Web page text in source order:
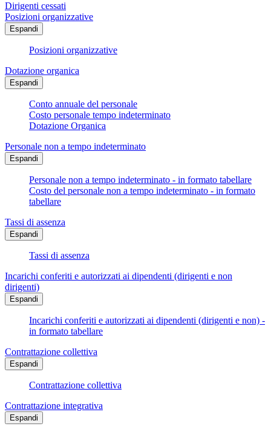
Dirigenti cessati
Posizioni organizzative
Espandi
Posizioni organizzative
Dotazione organica
Espandi
Conto annuale del personale
Costo personale tempo indeterminato
Dotazione Organica
Personale non a tempo indeterminato
Espandi
Personale non a tempo indeterminato - in formato tabellare
Costo del personale non a tempo indeterminato - in formato
tabellare
Tassi di assenza
Espandi
Tassi di assenza
Incarichi conferiti e autorizzati ai dipendenti (dirigenti e non
dirigenti)
Espandi
Incarichi conferiti e autorizzati ai dipendenti (dirigenti e non) -
in formato tabellare
Contrattazione collettiva
Espandi
Contrattazione collettiva
Contrattazione integrativa
Espandi